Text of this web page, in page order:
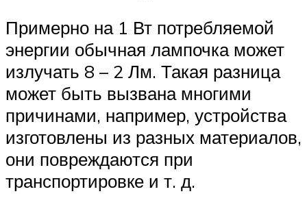
Примерно на 1 Вт потребляемой
энергии обычная лампочка может
излучать 8 – 2 Лм. Такая разница
может быть вызвана многими
причинами, например, устройства
изготовлены из разных материалов,
они повреждаются при
транспортировке и т. д.